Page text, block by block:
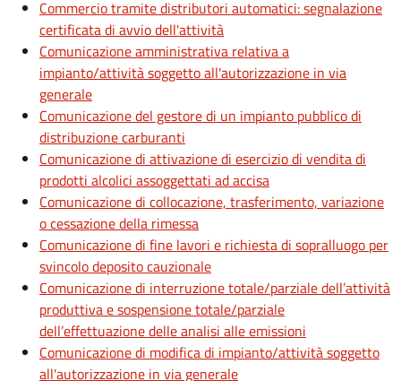
Commercio tramite distributori automatici: segnalazione
certificata di avvio dell'attività
Comunicazione amministrativa relativa a
impianto/attività soggetto all'autorizzazione in via
generale
Comunicazione del gestore di un impianto pubblico di
distribuzione carburanti
Comunicazione di attivazione di esercizio di vendita di
prodotti alcolici assoggettati ad accisa
Comunicazione di collocazione, trasferimento, variazione
o cessazione della rimessa
Comunicazione di fine lavori e richiesta di sopralluogo per
svincolo deposito cauzionale
Comunicazione di interruzione totale/parziale dell’attività
produttiva e sospensione totale/parziale
dell’effettuazione delle analisi alle emissioni
Comunicazione di modifica di impianto/attività soggetto
all'autorizzazione in via generale